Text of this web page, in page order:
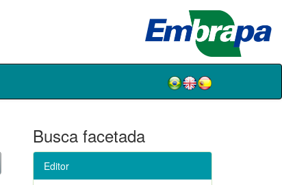
Busca facetada
Editor